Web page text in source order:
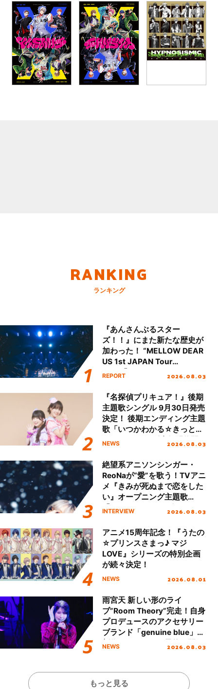
RANKING
ランキング
『あんさんぶるスター
ズ！！』にまた新たな歴史が
加わった！ “MELLOW DEAR
US 1st JAPAN Tour
Final「NICE to meet YOU
ート!!
REPORT 2026.08.03
『名探偵プリキュア！』後期
主題歌シングル 9月30日発売
決定！ 後期エンディング主題
歌「いつかわかる☆きっとあ
える」TVサイズ先行配信開
NEWS 2026.08.03
絶望系アニソンシンガー・
ReoNaが“愛”を歌う！TVアニ
メ『きみが死ぬまで恋をした
い』オープニング主題歌
「Amore」インタビュー
INTERVIEW 2026.08.03
アニメ15周年記念！『うたの
☆プリンスさまっ♪ マジ
LOVE』シリーズの特別企画
が続々決定！
NEWS 2026.08.01
雨宮天 新しい形のライ
ブ”Room Theory”完走！自身
プロデュースのアクセサリー
ブランド「genuine blue」の
新作アクセサリー予約も開
NEWS 2026.08.03
もっと見る